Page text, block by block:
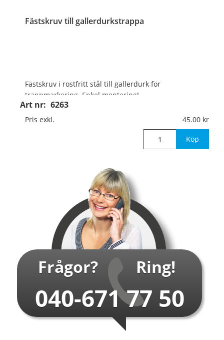
Fästskruv till gallerdurkstrappa
Art nr: 6263
Fästskruv i rostfritt stål till gallerdurk för
trappmarkering. Enkel montering!
Pris exkl. 45.00
Köp
Frågor? Ring!
040-671 77 50